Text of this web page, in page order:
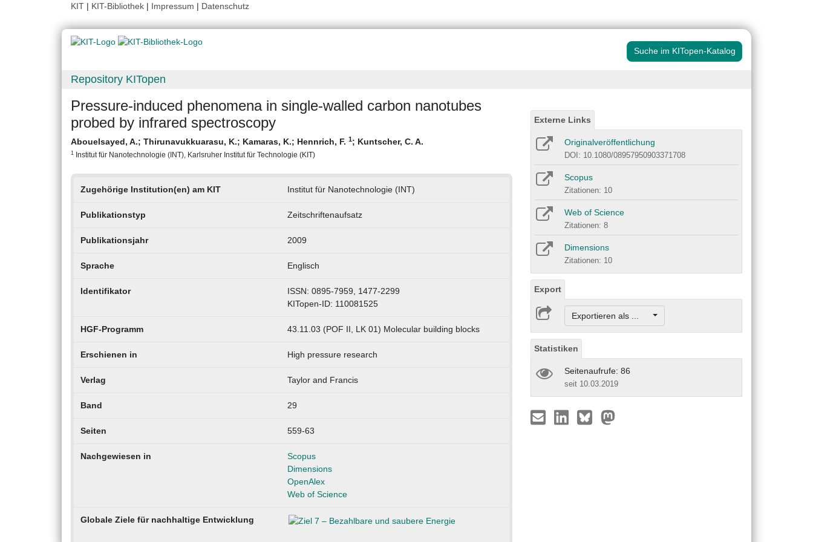
KIT | KIT-Bibliothek | Impressum | Datenschutz
Suche im KITopen-Katalog
Repository KITopen
Pressure-induced phenomena in single-walled carbon nanotubes
probed by infrared spectroscopy
Abouelsayed, A.; Thirunavukkuarasu, K.; Kamaras, K.; Hennrich, F. 1; Kuntscher, C. A.
1 Institut für Nanotechnologie (INT), Karlsruher Institut für Technologie (KIT)
Zugehörige Institution(en) am KIT Institut für Nanotechnologie (INT)
Publikationstyp Zeitschriftenaufsatz
Publikationsjahr 2009
Sprache Englisch
Identifikator
ISSN: 0895-7959, 1477-2299
KITopen-ID: 110081525
HGF-Programm 43.11.03 (POF II, LK 01) Molecular building blocks
Erschienen in High pressure research
Verlag Taylor and Francis
Band 29
Seiten 559-63
Nachgewiesen in
Scopus
Dimensions
OpenAlex
Web of Science
Globale Ziele für nachhaltige Entwicklung
Externe Links
Originalveröffentlichung
DOI: 10.1080/08957950903371708
Scopus
Zitationen: 10
Web of Science
Zitationen: 8
Dimensions
Zitationen: 10
Export
Exportieren als ...
Statistiken
Seitenaufrufe: 86
seit 10.03.2019